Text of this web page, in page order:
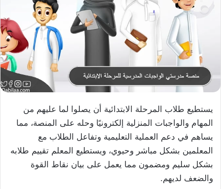
يستطيع طلاب المرحلة الابتدائية أن يصلوا لما عليهم من
المهام والواجبات المنزلية إلكترونيًا وحله على المنصة، مما
يساهم في دعم العملية التعليمية وتفاعل الطلاب مع
المعلمين بشكل مباشر وحيوي، ويستطيع المعلم تقييم طلابه
بشكل سليم ومضمون مما يعمل على بيان نقاط القوة
والضعف لديهم.